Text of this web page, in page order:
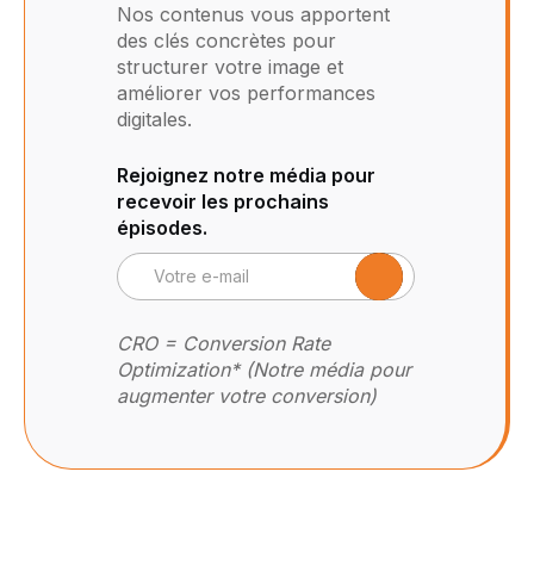
Nos contenus vous apportent
des clés concrètes pour
structurer votre image et
améliorer vos performances
digitales.
Rejoignez notre média pour
recevoir les prochains
épisodes.
CRO = Conversion Rate
Optimization* (Notre média pour
augmenter votre conversion)